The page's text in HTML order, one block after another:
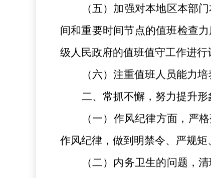
（五） 加强对本地区本部
间和重要时间节点的值班检查
级人民政府的值班值守工作进行
（六） 注重值班人员能力培
二、常抓不懈，努力提升形
（一）作风纪律方面，严
作风纪律， 做到明禁令、严规矩
（二）内务卫生的问题，